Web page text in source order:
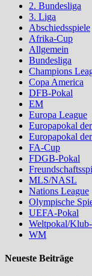
2. Bundesliga
3. Liga
Abschiedsspiele
Afrika-Cup
Allgemein
Bundesliga
Champions
Copa America
DFB-Pokal
EM
Europa League
Europapokal
Europapokal
FA-Cup
FDGB-Pokal
MLS/NASL
Nations League
Olympische
UEFA-Pokal
Weltpokal/
WM
Neueste Beiträge